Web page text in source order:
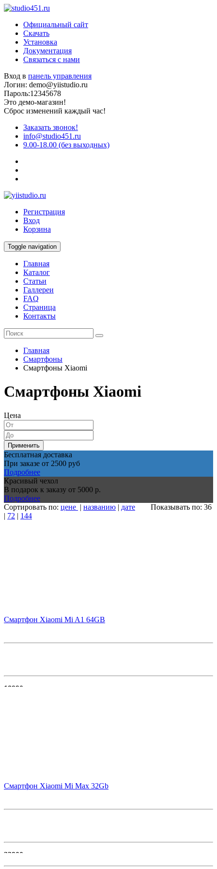
Официальный сайт
Скачать
Установка
Документация
Связаться с нами
Вход в панель управления
Логин: demo@yiistudio.ru
Пароль:12345678
Это демо-магазин!
Сброс изменений каждый час!
Заказать звонок!
info@studio451.ru
9.00-18.00 (без выходных)
Регистрация
Вход
Корзина
Toggle navigation
Главная
Каталог
Статьи
Галлереи
FAQ
Страница
Контакты
Главная
Смартфоны
Смартфоны Xiaomi
Смартфоны Xiaomi
Цена
Применить
Бесплатная доставка
При заказе от 2500 руб
Подробнее
Красивый чехол
В подарок к заказу от 5000 р.
Подробнее
Сортировать по: цене | названию | дате Показывать по: 36
| 72 | 144
Смартфон Xiaomi Mi A1 64GB
18990
Смартфон Xiaomi Mi Max 32Gb
23900